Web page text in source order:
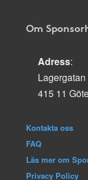
Om
Adress:
415 11
Kontakta oss
FAQ
Läs mer om
Privacy Policy